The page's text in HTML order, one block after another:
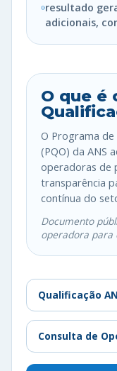
resultado
adicionais,
O que é
O Programa
(PQO) da ANS
operadoras de
transparência
contínua do
Documento
operadora para
Qualificação
Consulta de